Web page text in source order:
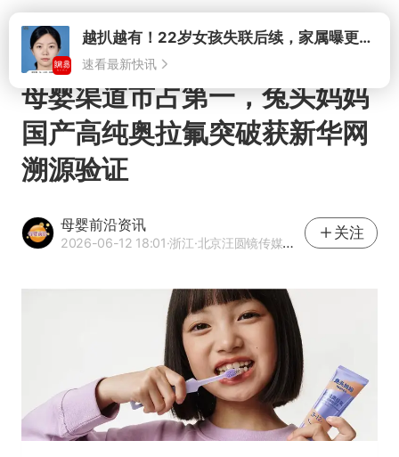
打开
母婴渠道市占第一，兔头妈妈
国产高纯奥拉氟突破获新华网
溯源验证
母婴前沿资讯
2026-06-12 18:01·浙江·北京汪圆镜传媒科技有限公司编辑
关注